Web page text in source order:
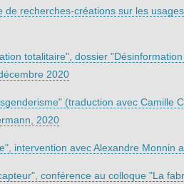
de recherches-créations sur les
totalitaire", dossier
2020
(traduction avec Camille
2020
intervention avec Alexandre
conférence au colloque "La